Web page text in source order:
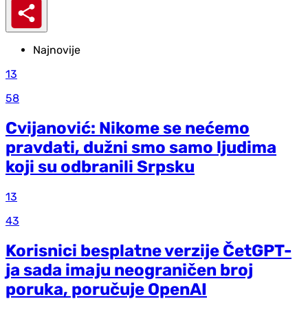
Najnovije
13
58
Cvijanović: Nikome se nećemo
pravdati, dužni smo samo ljudima
koji su odbranili Srpsku
13
43
Korisnici besplatne verzije ČetGPT-
ja sada imaju neograničen broj
poruka, poručuje OpenAI